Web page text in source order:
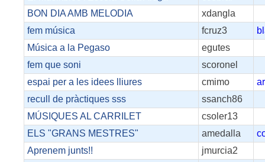
BON DIA AMB MELODIA
xdangla
fem música
fcruz3
Música a la Pegaso
egutes
fem que soni
scoronel
espai per a les idees lliures
cmimo
recull de pràctiques sss
ssanch86
MÚSIQUES AL CARRILET
csoler13
ELS "GRANS MESTRES"
amedalla
Aprenem junts!!
jmurcia2